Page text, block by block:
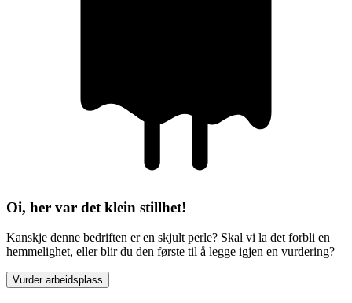
Oi, her var det klein stillhet!
Kanskje denne bedriften er en skjult perle? Skal vi la det forbli en
hemmelighet, eller blir du den første til å legge igjen en vurdering?
Vurder arbeidsplass